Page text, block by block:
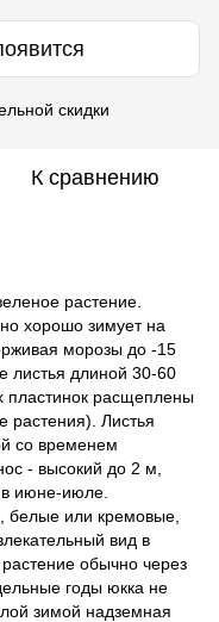
скидки
К сравнению
растение.
хорошо зимует на
морозы до -15
листья длиной 30-60
пластинок расщеплены
растения). Листья
со временем
- высокий до 2 м,
в июне-июле.
белые или кремовые,
вид в
обычно через
годы юкка не
зимой надземная